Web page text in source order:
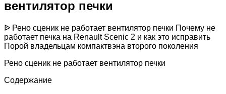
вентилятор печки
ᐉ Рено сценик не работает вентилятор печки Почему не
работает печка на Renault Scenic 2 и как это исправить
Порой владельцам компактвэна второго поколения
Рено сценик не работает вентилятор печки
Содержание